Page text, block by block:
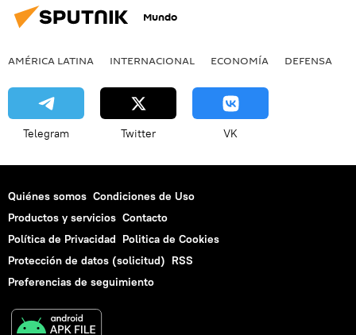
Mundo
AMÉRICA LATINA INTERNACIONAL ECONOMÍA DEFENSA
Telegram Twitter VK
Quiénes somos Condiciones de Uso
Productos y servicios Contacto
Política de Privacidad Politica de Cookies
Protección de datos (solicitud) RSS
Preferencias de seguimiento